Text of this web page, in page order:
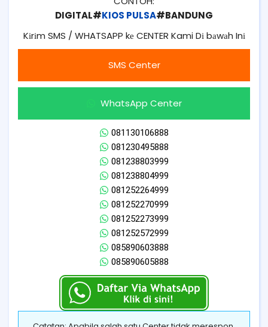
DIGITAL#KIOS PULSA#BANDUNG
Kіrіm SMS / WHATSAPP kе CENTER Kami Dі bаwаh Inі
SMS Center
WhatsApp Center
081130106888
081230495888
081238803999
081238804999
081252264999
081252270999
081252273999
081252572999
085890603888
085890605888